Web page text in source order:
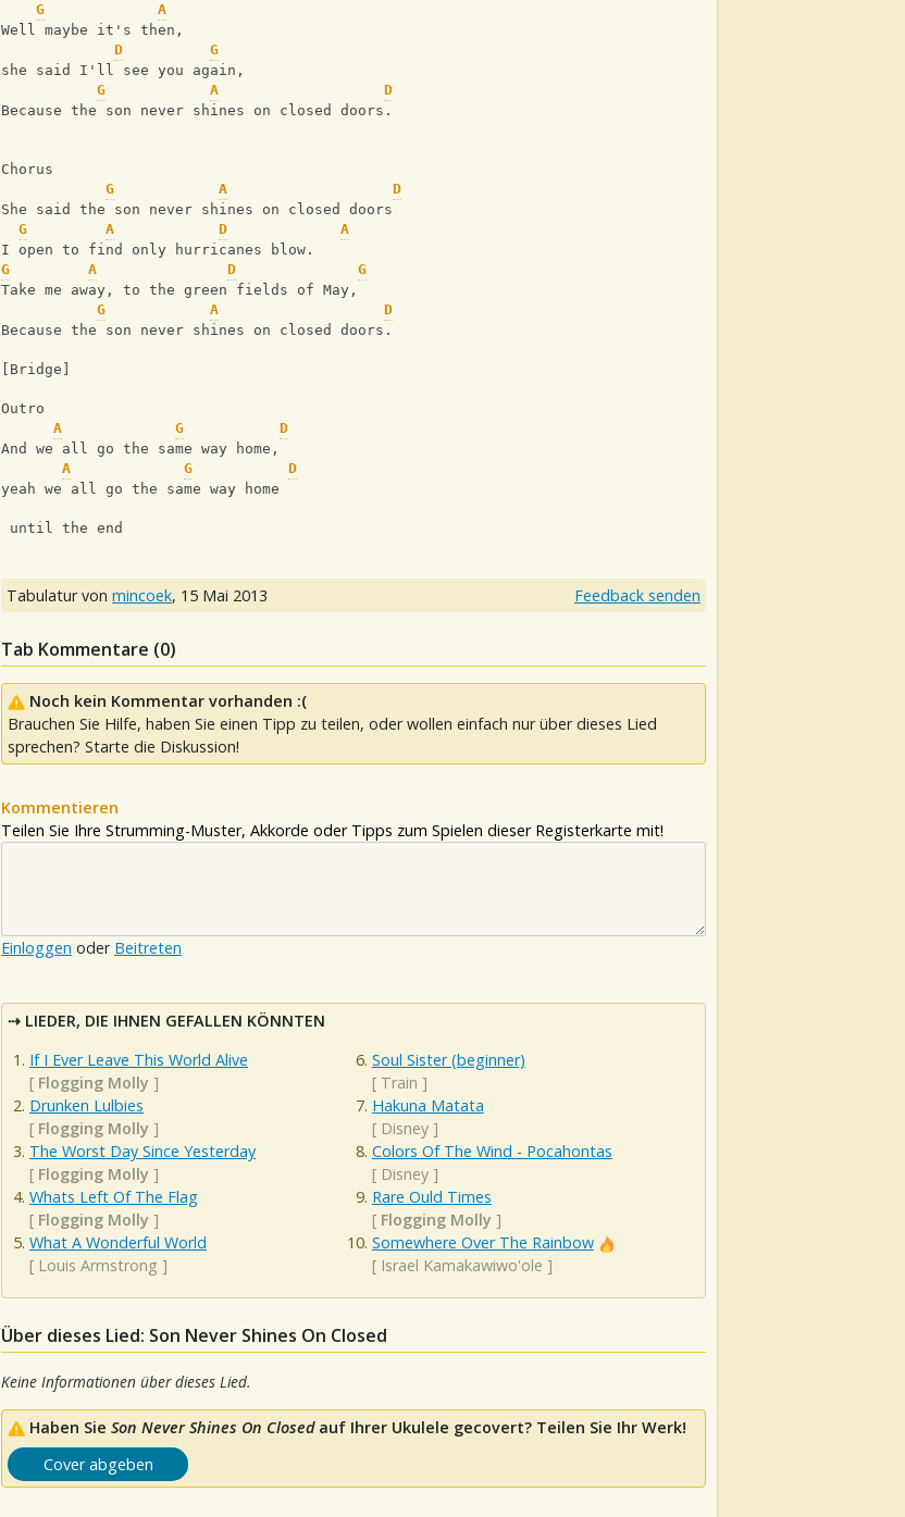
G
A
Well maybe it's then,
D
G
she said I'll see you again,
G
A
D
Because the son never shines on closed doors.
Chorus
G
A
D
She said the son never shines on closed doors
G
A D
A
I open to find only hurricanes blow.
G
A D
G
Take me away, to the green fields of May,
G
A
D
Because the son never shines on closed doors.
[Bridge]
Outro
A
G
D
And we all go the same way home,
A
G
D
yeah we all go the same way home
until the end
Tabulatur von mincoek, 15 Mai 2013 Feedback senden
Tab Kommentare (0)
Noch kein Kommentar vorhanden :(
Brauchen Sie Hilfe, haben Sie einen Tipp zu teilen, oder wollen einfach nur über dieses Lied
sprechen? Starte die Diskussion!
Kommentieren
Teilen Sie Ihre Strumming-Muster, Akkorde oder Tipps zum Spielen dieser Registerkarte mit!
Einloggen oder Beitreten
LIEDER, DIE IHNEN GEFALLEN KÖNNTEN
If I Ever Leave This World Alive
[ Flogging Molly ]
Drunken Lulbies
[ Flogging Molly ]
The Worst Day Since Yesterday
[ Flogging Molly ]
Whats Left Of The Flag
[ Flogging Molly ]
What A Wonderful World
[ Louis Armstrong ]
Soul Sister (beginner)
[ Train ]
Hakuna Matata
[ Disney]
Colors Of The Wind - Pocahontas
[ Disney]
Rare Ould Times
[ Flogging Molly ]
Somewhere Over The Rainbow
[ Israel Kamakawiwo'ole ]
Über dieses Lied: Son Never Shines On Closed
Keine Informationen über dieses Lied.
Haben Sie Son Never Shines On Closedauf Ihrer Ukulele gecovert? Teilen Sie Ihr Werk!
Cover abgeben